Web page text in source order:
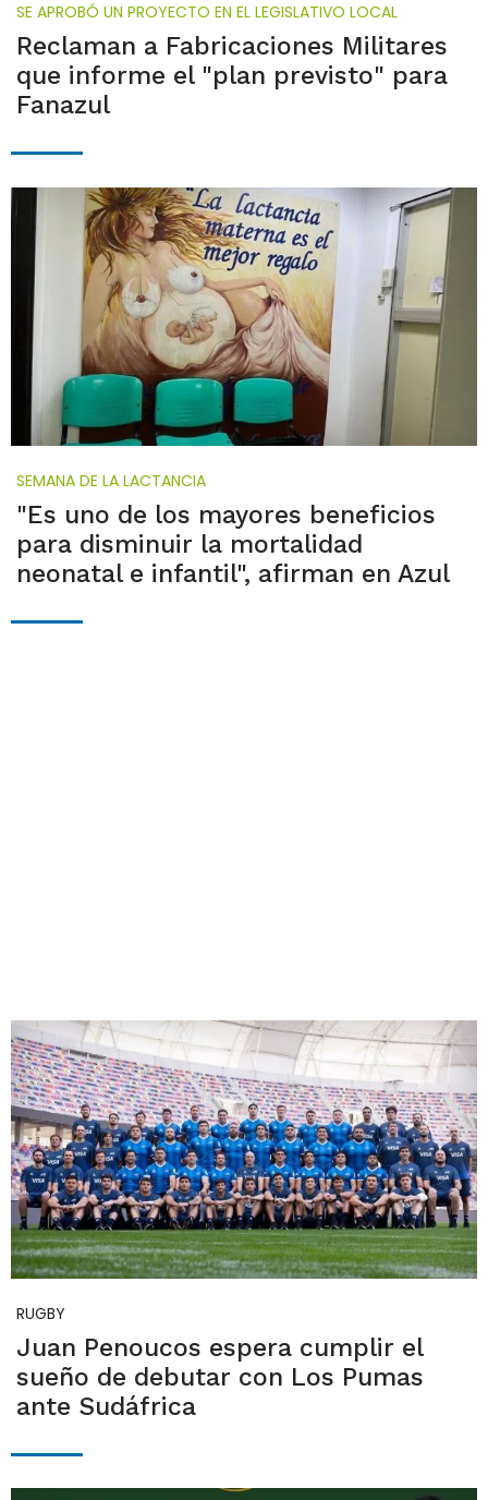
SE APROBÓ UN PROYECTO EN EL LEGISLATIVO LOCAL
Reclaman a Fabricaciones Militares
que informe el "plan previsto" para
Fanazul
SEMANA DE LA LACTANCIA
"Es uno de los mayores beneficios
para disminuir la mortalidad
neonatal e infantil", afirman en Azul
RUGBY
Juan Penoucos espera cumplir el
sueño de debutar con Los Pumas
ante Sudáfrica